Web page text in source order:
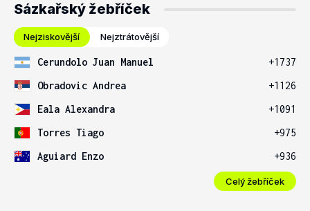
Sázkařský žebříček
Nejziskovější Nejztrátovější
Cerundolo Juan Manuel
+1737
Obradovic Andrea
+1126
Eala Alexandra
+1091
Torres Tiago
+975
Aguiard Enzo
+936
Celý žebříček